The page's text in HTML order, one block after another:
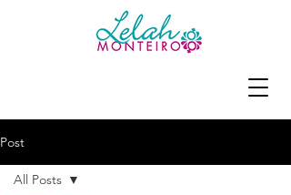
Post
All Posts